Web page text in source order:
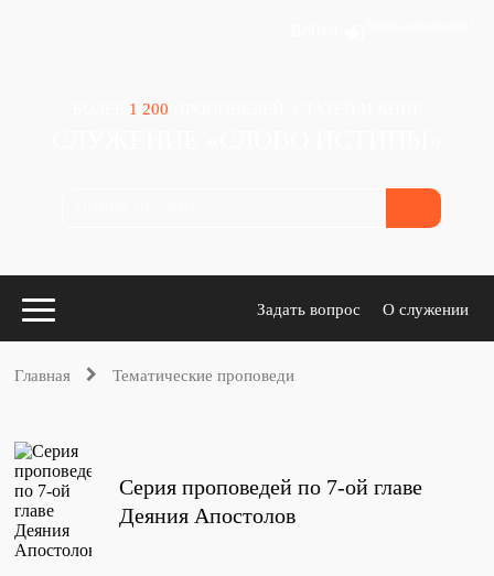
1 200
Задать вопрос О служении
стих за стихом
Главная Тематические проповеди
Серия проповедей по 7-ой главе
Деяния Апостолов